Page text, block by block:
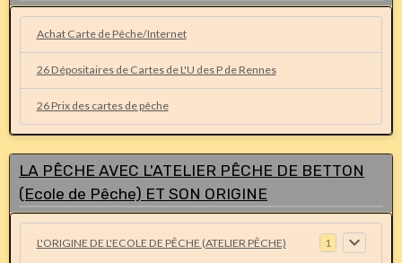
Achat Carte de Pêche/Internet
26 Dépositaires de Cartes de L'U des P de Rennes
26 Prix des cartes de pêche
LA PÊCHE AVEC L'ATELIER PÊCHE DE BETTON
(Ecole de Pêche) ET SON ORIGINE
L'ORIGINE DE L'ECOLE DE PÊCHE (ATELIER PÊCHE) 1